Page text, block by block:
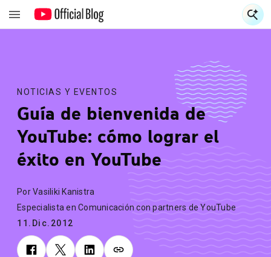
NOTICIAS Y EVENTOS
Guía de bienvenida de
YouTube: cómo lograr el
éxito en YouTube
Por Vasiliki Kanistra
Especialista en Comunicación con partners de YouTube
11.Dic.2012